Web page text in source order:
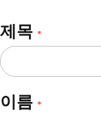
제목 *
이름 *